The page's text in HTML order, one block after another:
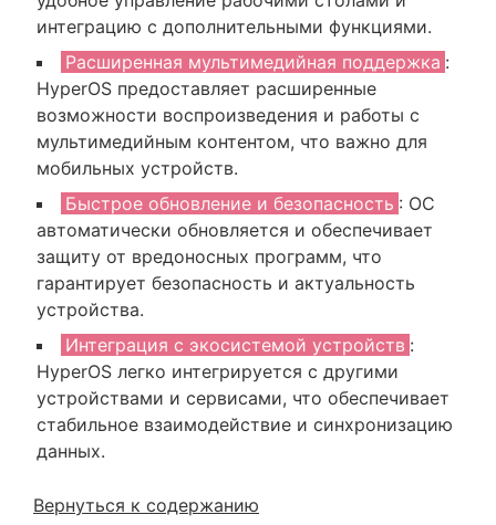
интеграцию с дополнительными функциями.
Расширенная мультимедийная поддержка :
HyperOS предоставляет расширенные
возможности воспроизведения и работы с
мультимедийным контентом, что важно для
мобильных устройств.
Быстрое обновление и безопасность : ОС
автоматически обновляется и обеспечивает
защиту от вредоносных программ, что
гарантирует безопасность и актуальность
устройства.
Интеграция с экосистемой устройств :
HyperOS легко интегрируется с другими
устройствами и сервисами, что обеспечивает
стабильное взаимодействие и синхронизацию
данных.
Вернуться к содержанию